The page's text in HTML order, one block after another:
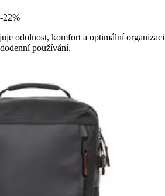
-22%
odolnost, komfort a optimální organizaci
používání.